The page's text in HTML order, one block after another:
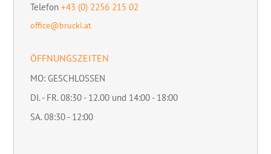
Telefon +43 (0) 2256 215 02
office@brucki.at
ÖFFNUNGSZEITEN
MO: GESCHLOSSEN
DI. - FR. 08:30 - 12.00 und 14:00 - 18:00
SA. 08:30 - 12:00